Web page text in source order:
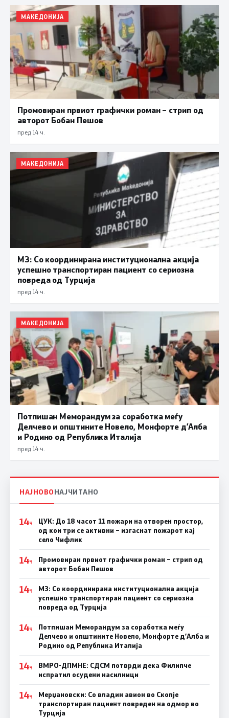
МАКЕДОНИЈА
Промовиран првиот графички роман – стрип од
авторот Бобан Пешов
пред 14 ч.
МАКЕДОНИЈА
МЗ: Со координирана институционална акција
успешно транспортиран пациент со сериозна
повреда од Турција
пред 14 ч.
МАКЕДОНИЈА
Потпишан Меморандум за соработка меѓу
Делчево и општините Новело, Монфорте д’Алба
и Родино од Република Италија
пред 14 ч.
НАЈНОВОНАЈЧИТАНО
14Ч
ЦУК: До 18 часот 11 пожари на отворен простор,
од кои три се активни – изгаснат пожарот кај
село Чифлик
14Ч
Промовиран првиот графички роман – стрип од
авторот Бобан Пешов
14Ч
МЗ: Со координирана институционална акција
успешно транспортиран пациент со сериозна
повреда од Турција
14Ч
Потпишан Меморандум за соработка меѓу
Делчево и општините Новело, Монфорте д’Алба и
Родино од Република Италија
14Ч
ВМРО-ДПМНЕ: СДСM потврди дека Филипче
испратил осудени насилници
14Ч
Мерџановски: Со владин авион во Скопје
транспортиран пациент повреден на одмор во
Турција